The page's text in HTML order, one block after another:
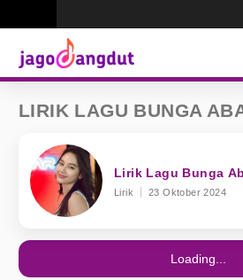
LIRIK LAGU BUNGA
Lirik Lagu Bunga
Lirik 23 Oktober 2024
Loading...